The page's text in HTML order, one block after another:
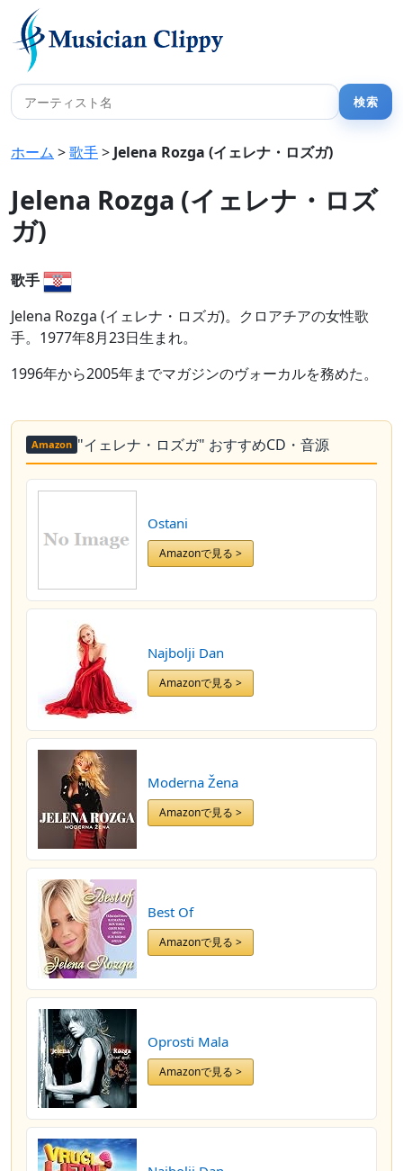
ホーム >歌手> Jelena Rozga (イェレナ・ロズガ)
Jelena Rozga (イェレナ・ロズ
ガ)
歌手
Jelena Rozga (イェレナ・ロズガ)。クロアチアの女性歌
手。1977年8月23日生まれ。
1996年から2005年までマガジンのヴォーカルを務めた。
Amazon "イェレナ・ロズガ" おすすめCD・音源
Ostani
Amazonで見る >
Najbolji Dan
Amazonで見る >
Moderna Žena
Amazonで見る >
Best Of
Amazonで見る >
Oprosti Mala
Amazonで見る >